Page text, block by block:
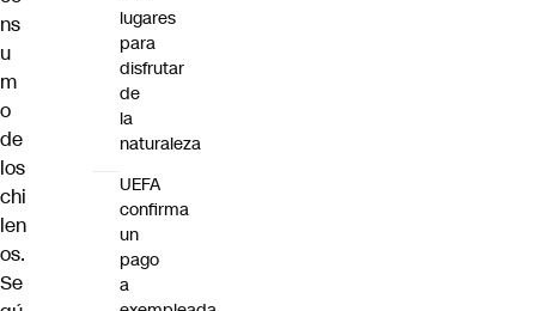
ns
u
m
o
de
los
chi
len
os.
Se
lugares
para
disfrutar
de
la
naturaleza
UEFA
confirma
un
pago
a